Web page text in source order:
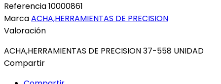
Referencia10000861
MarcaACHA,HERRAMIENTAS DE PRECISION
Valoración
ACHA,HERRAMIENTAS DE PRECISION 37-558 UNIDAD
Compartir